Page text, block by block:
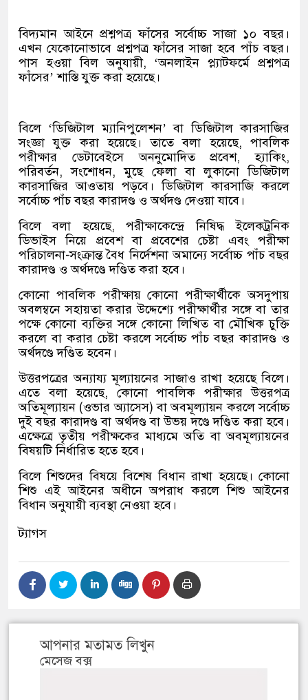
বিদ্যমান আইনে প্রশ্নপত্র ফাঁসের সর্বোচ্চ সাজা ১০ বছর।
এখন যেকোনোভাবে প্রশ্নপত্র ফাঁসের সাজা হবে পাঁচ বছর।
পাস হওয়া বিল অনুযায়ী, ‘অনলাইন প্ল্যাটফর্মে প্রশ্নপত্র
ফাঁসের’ শাস্তি যুক্ত করা হয়েছে।
বিলে ‘ডিজিটাল ম্যানিপুলেশন’ বা ডিজিটাল কারসাজির
সংজ্ঞা যুক্ত করা হয়েছে। তাতে বলা হয়েছে, পাবলিক
পরীক্ষার ডেটাবেইসে অননুমোদিত প্রবেশ, হ্যাকিং,
পরিবর্তন, সংশোধন, মুছে ফেলা বা লুকানো ডিজিটাল
কারসাজির আওতায় পড়বে। ডিজিটাল কারসাজি করলে
সর্বোচ্চ পাঁচ বছর কারাদণ্ড ও অর্থদণ্ড দেওয়া যাবে।
বিলে বলা হয়েছে, পরীক্ষাকেন্দ্রে নিষিদ্ধ ইলেকট্রনিক
ডিভাইস নিয়ে প্রবেশ বা প্রবেশের চেষ্টা এবং পরীক্ষা
পরিচালনা-সংক্রান্ত বৈধ নির্দেশনা অমান্যে সর্বোচ্চ পাঁচ বছর
কারাদণ্ড ও অর্থদণ্ডে দণ্ডিত করা হবে।
কোনো পাবলিক পরীক্ষায় কোনো পরীক্ষার্থীকে অসদুপায়
অবলম্বনে সহায়তা করার উদ্দেশ্যে পরীক্ষার্থীর সঙ্গে বা তার
পক্ষে কোনো ব্যক্তির সঙ্গে কোনো লিখিত বা মৌখিক চুক্তি
করলে বা করার চেষ্টা করলে সর্বোচ্চ পাঁচ বছর কারাদণ্ড ও
অর্থদণ্ডে দণ্ডিত হবেন।
উত্তরপত্রের অন্যায্য মূল্যায়নের সাজাও রাখা হয়েছে বিলে।
এতে বলা হয়েছে, কোনো পাবলিক পরীক্ষার উত্তরপত্র
অতিমূল্যায়ন (ওভার অ্যাসেস) বা অবমূল্যায়ন করলে সর্বোচ্চ
দুই বছর কারাদণ্ড বা অর্থদণ্ড বা উভয় দণ্ডে দণ্ডিত করা হবে।
এক্ষেত্রে তৃতীয় পরীক্ষকের মাধ্যমে অতি বা অবমূল্যায়নের
বিষয়টি নির্ধারিত হতে হবে।
বিলে শিশুদের বিষয়ে বিশেষ বিধান রাখা হয়েছে। কোনো
শিশু এই আইনের অধীনে অপরাধ করলে শিশু আইনের
বিধান অনুযায়ী ব্যবস্থা নেওয়া হবে।
ট্যাগস
আপনার মতামত লিখুন
মেসেজ বক্স